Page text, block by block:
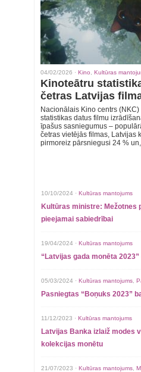
04/02/2026 · Kino Kultūras
Kinoteātru
četras Latvijas
Nacionālais Kino centrs
statistikas datus filmu
īpašus sasniegumus –
četras vietējās filmas, Latvijas
pirmoreiz pārsniegusi 24 %
10/10/2024 · Kultūras mantojums
Kultūras ministre: Mežotnes
pieejamai sabiedrībai
19/04/2024 · Kultūras mantojums
“Latvijas gada monēta
05/03/2024 · Kultūras mantojums
Pasniegtas “Boņuks 2023”
11/12/2023 · Kultūras mantojums
Latvijas Banka izlaiž modes
kolekcijas monētu
21/07/2023 · Kultūras mantojums